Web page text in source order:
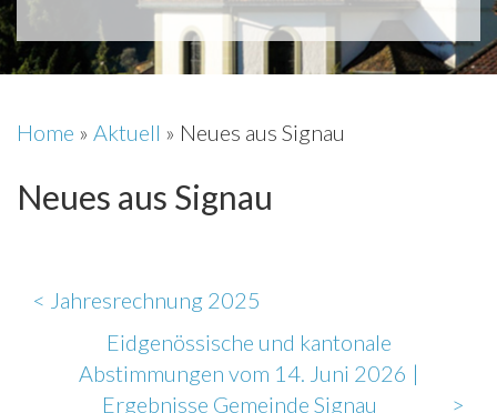
Home » Aktuell » Neues aus Signau
Neues aus Signau
< Jahresrechnung 2025
Eidgenössische und kantonale
Abstimmungen vom 14. Juni 2026 |
Ergebnisse Gemeinde Signau
>